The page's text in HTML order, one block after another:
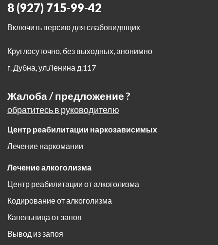
8 (927) 715-99-42
Включить версию для слабовидящих
Круглосуточно, без выходных, анонимно
г. Дубна,ул.Ленина д.117
Жалоба / предложение ?
обратитесь в руководителю
Центр реабилитации наркозависимых
Лечение наркомании
Лечение алкоголизма
Центр реабилитации от алкоголизма
Кодирование от алкоголизма
Капельница от запоя
Вывод из запоя